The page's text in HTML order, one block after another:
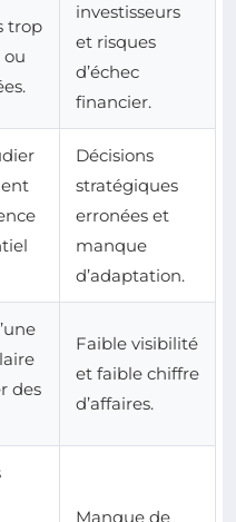
trop
investisseurs
et risques
d’échec
financier.
Décisions
stratégiques
erronées et
manque
d’adaptation.
des
Faible visibilité
et faible chiffre
d’affaires.
Manque de